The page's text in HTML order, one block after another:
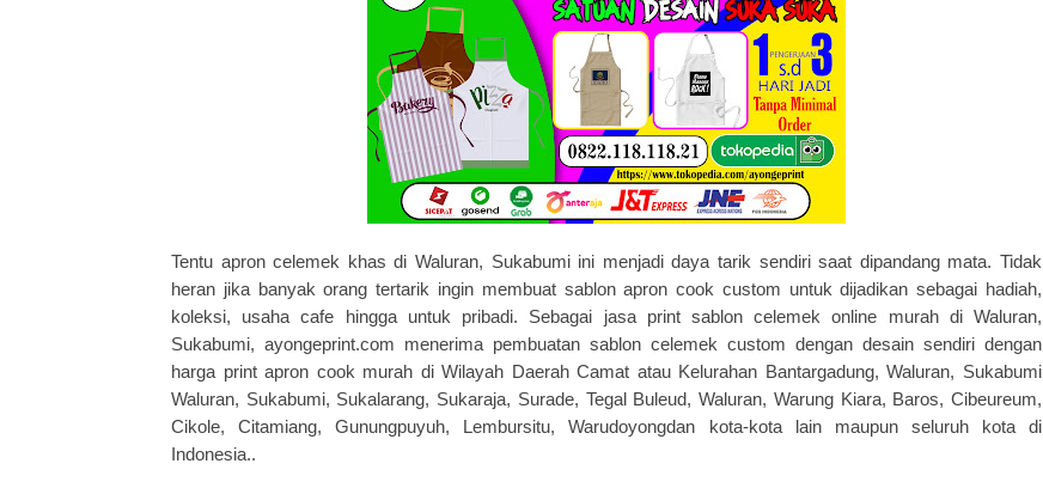
Tentu apron celemek khas di Waluran, Sukabumi ini menjadi daya tarik sendiri saat dipandang mata. Tidak
heran jika banyak orang tertarik ingin membuat sablon apron cook custom untuk dijadikan sebagai hadiah,
koleksi, usaha cafe hingga untuk pribadi. Sebagai jasa print sablon celemek online murah di Waluran,
Sukabumi, ayongeprint.com menerima pembuatan sablon celemek custom dengan desain sendiri dengan
harga print apron cook murah diWilayah Daerah Camat atau Kelurahan Bantargadung, Waluran, Sukabumi
Waluran, Sukabumi, Sukalarang, Sukaraja, Surade, Tegal Buleud, Waluran, Warung Kiara, Baros, Cibeureum,
Cikole, Citamiang, Gunungpuyuh, Lembursitu, Warudoyongdan kota-kota lain maupun seluruh kota di
Indonesia..